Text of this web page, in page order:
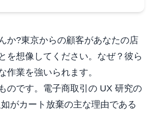
か?東京からの顧客があなたの店
を想像してください。なぜ？彼ら
業を強いられます。
のです。電子商取引の UX 研究の
がカート放棄の主な理由である